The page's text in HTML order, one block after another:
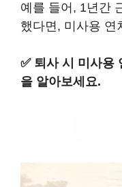
예를 들어, 1년간
했다면, 미사용 연
✅ 퇴사 시 미사용
을 알아보세요.